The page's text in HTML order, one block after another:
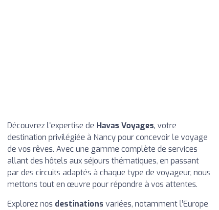
Découvrez l'expertise de Havas Voyages, votre
destination privilégiée à Nancy pour concevoir le voyage
de vos rêves. Avec une gamme complète de services
allant des hôtels aux séjours thématiques, en passant
par des circuits adaptés à chaque type de voyageur, nous
mettons tout en œuvre pour répondre à vos attentes.
Explorez nos destinations variées, notamment l’Europe